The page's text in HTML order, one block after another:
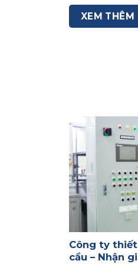
XEM THÊM
Công ty
cầu – Nhận